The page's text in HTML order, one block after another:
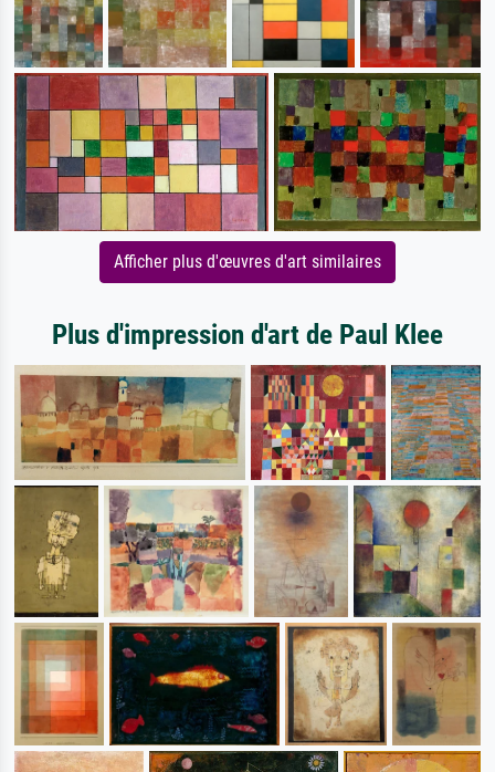
Afficher plus d'œuvres d'art similaires
Plus d'impression d'art de Paul Klee